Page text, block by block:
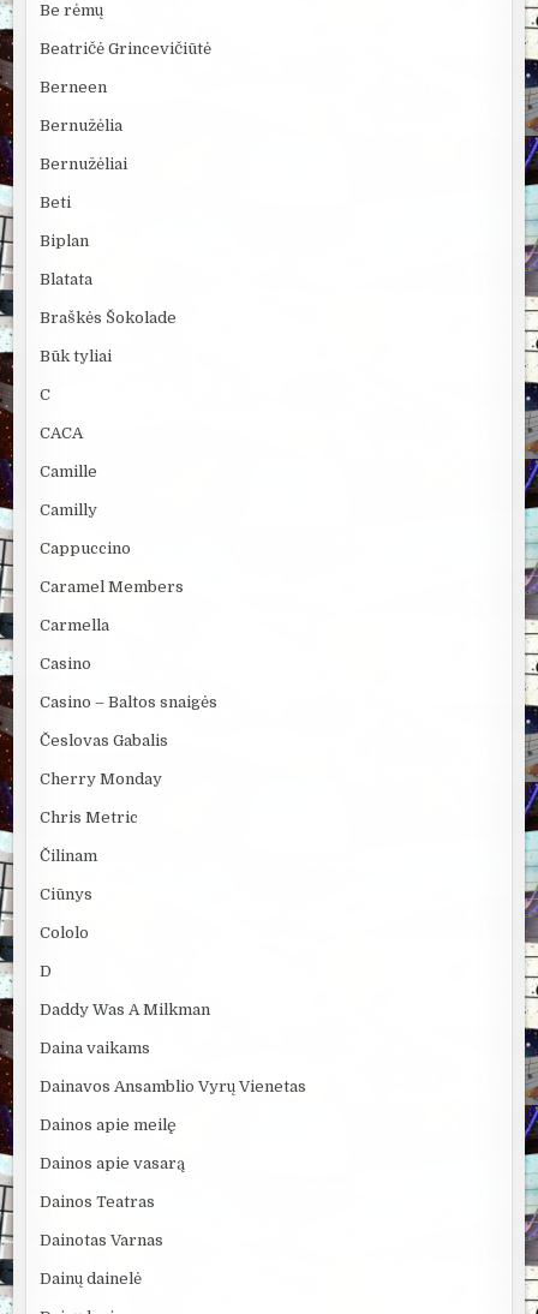
Be rėmų
Beatričė Grincevičiūtė
Berneen
Bernužėlia
Bernužėliai
Beti
Biplan
Blatata
Braškės Šokolade
Būk tyliai
C
CACA
Camille
Camilly
Cappuccino
Caramel Members
Carmella
Casino
Casino – Baltos snaigės
Česlovas Gabalis
Cherry Monday
Chris Metric
Čilinam
Ciūnys
Cololo
D
Daddy Was A Milkman
Daina vaikams
Dainavos Ansamblio Vyrų Vienetas
Dainos apie meilę
Dainos apie vasarą
Dainos Teatras
Dainotas Varnas
Dainų dainelė